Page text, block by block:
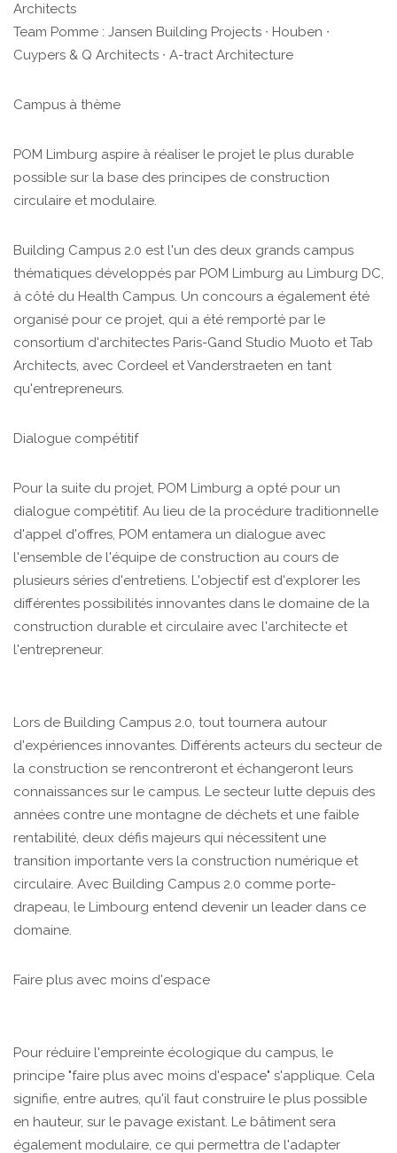
Architects
Team Pomme : Jansen Building Projects ∙ Houben ∙
Cuypers & Q Architects ∙ A-tract Architecture
Campus à thème
POM Limburg aspire à réaliser le projet le plus durable
possible sur la base des principes de construction
circulaire et modulaire.
Building Campus 2.0 est l'un des deux grands campus
thématiques développés par POM Limburg au Limburg DC,
à côté du Health Campus. Un concours a également été
organisé pour ce projet, qui a été remporté par le
consortium d'architectes Paris-Gand Studio Muoto et Tab
Architects, avec Cordeel et Vanderstraeten en tant
qu'entrepreneurs.
Dialogue compétitif
Pour la suite du projet, POM Limburg a opté pour un
dialogue compétitif. Au lieu de la procédure traditionnelle
d'appel d'offres, POM entamera un dialogue avec
l'ensemble de l'équipe de construction au cours de
plusieurs séries d'entretiens. L'objectif est d'explorer les
différentes possibilités innovantes dans le domaine de la
construction durable et circulaire avec l'architecte et
l'entrepreneur.
Lors de Building Campus 2.0, tout tournera autour
d'expériences innovantes. Différents acteurs du secteur de
la construction se rencontreront et échangeront leurs
connaissances sur le campus. Le secteur lutte depuis des
années contre une montagne de déchets et une faible
rentabilité, deux défis majeurs qui nécessitent une
transition importante vers la construction numérique et
circulaire. Avec Building Campus 2.0 comme porte-
drapeau, le Limbourg entend devenir un leader dans ce
domaine.
Faire plus avec moins d'espace
Pour réduire l'empreinte écologique du campus, le
principe "faire plus avec moins d'espace" s'applique. Cela
signifie, entre autres, qu'il faut construire le plus possible
en hauteur, sur le pavage existant. Le bâtiment sera
également modulaire, ce qui permettra de l'adapter